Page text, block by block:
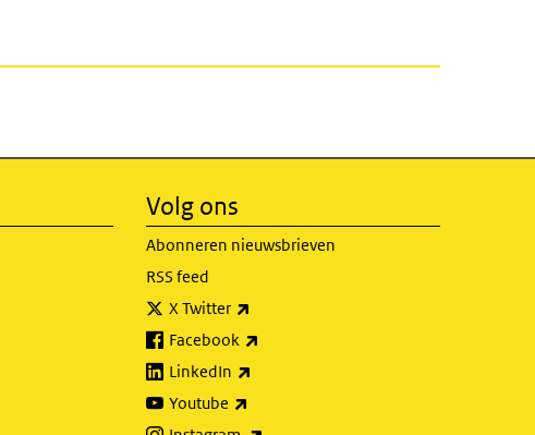
Volg ons
Abonneren nieuwsbrieven
RSS feed
X Twitter
Facebook
LinkedIn
Youtube